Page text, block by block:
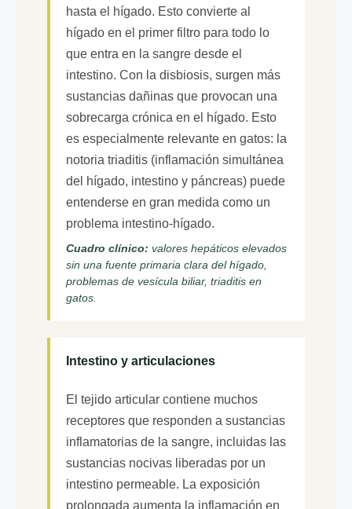
hasta el hígado. Esto convierte al
hígado en el primer filtro para todo lo
que entra en la sangre desde el
intestino. Con la disbiosis, surgen más
sustancias dañinas que provocan una
sobrecarga crónica en el hígado. Esto
es especialmente relevante en gatos: la
notoria triaditis (inflamación simultánea
del hígado, intestino y páncreas) puede
entenderse en gran medida como un
problema intestino-hígado.
Cuadro clínico: valores hepáticos elevados
sin una fuente primaria clara del hígado,
problemas de vesícula biliar, triaditis en
gatos.
Intestino y articulaciones
El tejido articular contiene muchos
receptores que responden a sustancias
inflamatorias de la sangre, incluidas las
sustancias nocivas liberadas por un
intestino permeable. La exposición
prolongada aumenta la inflamación en